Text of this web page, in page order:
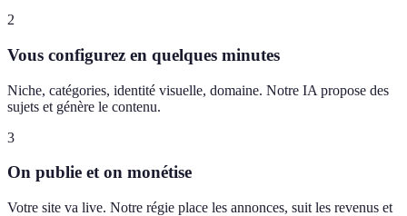
2
Vous configurez en quelques minutes
Niche, catégories, identité visuelle, domaine. Notre IA propose des
sujets et génère le contenu.
3
On publie et on monétise
Votre site va live. Notre régie place les annonces, suit les revenus et